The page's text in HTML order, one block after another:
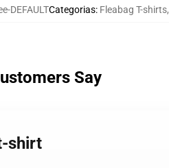
DEFAULTCategorias: Fleabag T-shirts,
Say
shirt